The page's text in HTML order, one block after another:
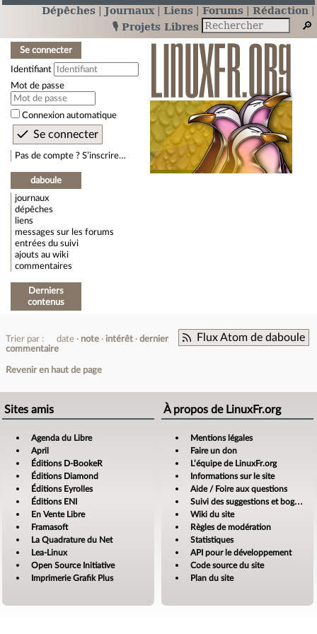
Dépêches Journaux Liens Forums
Rédaction
🎙️ Projets Libres
Se connecter
Identifiant
Mot de passe
Connexion automatique
Pas de compte ? S’inscrire…
daboule
journaux
dépêches
liens
messages sur les forums
entrées du suivi
ajouts au wiki
commentaires
Derniers
contenus
Flux Atom de daboule
Trier par : date note intérêt
dernier
commentaire
Revenir en haut de page
Sites amis
Agenda du Libre
April
Éditions D-BookeR
Éditions Diamond
Éditions Eyrolles
Éditions ENI
En Vente Libre
Framasoft
La Quadrature du Net
Lea-Linux
Open Source Initiative
Imprimerie Grafik Plus
À propos de LinuxFr.org
Mentions légales
Faire un don
L’équipe de LinuxFr.org
Informations sur le site
Aide / Foire aux questions
Suivi des suggestions et bogues
Wiki du site
Règles de modération
Statistiques
API pour le développement
Code source du site
Plan du site